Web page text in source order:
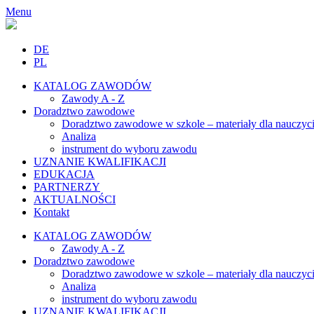
Menu
DE
PL
KATALOG ZAWODÓW
Zawody A - Z
Doradztwo zawodowe
Doradztwo zawodowe w szkole – materiały dla
Analiza
instrument do wyboru zawodu
UZNANIE KWALIFIKACJI
EDUKACJA
PARTNERZY
AKTUALNOŚCI
Kontakt
KATALOG ZAWODÓW
Zawody A - Z
Doradztwo zawodowe
Doradztwo zawodowe w szkole – materiały dla
Analiza
instrument do wyboru zawodu
UZNANIE KWALIFIKACJI